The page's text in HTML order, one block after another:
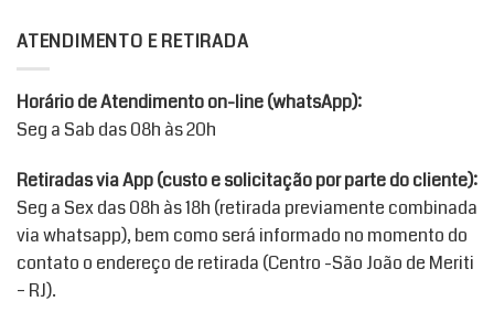
ATENDIMENTO E RETIRADA
Horário de Atendimento on-line (whatsApp):
Seg a Sab das 08h às 20h
Retiradas via App (custo e solicitação por parte do cliente):
Seg a Sex das 08h às 18h (retirada previamente combinada
via whatsapp), bem como será informado no momento do
contato o endereço de retirada (Centro -São João de Meriti
– RJ).